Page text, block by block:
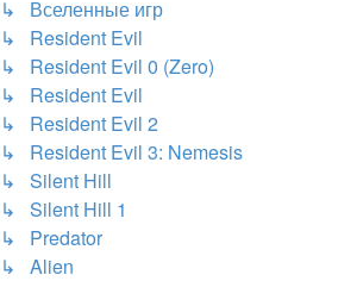
↳ Вселенные игр
↳ Resident Evil
↳ Resident Evil 0 (Zero)
↳ Resident Evil
↳ Resident Evil 2
↳ Resident Evil 3: Nemesis
↳ Silent Hill
↳ Silent Hill 1
↳ Predator
↳ Alien